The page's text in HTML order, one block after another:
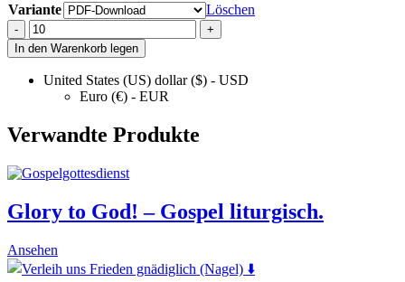
Variante Löschen
-
Have
Mercy
On
Me
+
In den Warenkorb legen
United States (US) dollar ($) - USD
Euro (€) - EUR
Verwandte Produkte
Glory to God! – Gospel liturgisch.
Ansehen
product